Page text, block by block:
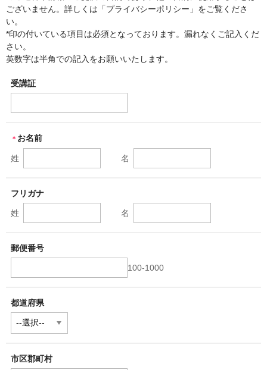
受講生の声
各コース案内
フランス語コース
英語コース
古典語コース
プライベートレッスン
オンライン授業一覧
時間表
法人語学研修
受講申込み
WEB申込み
ございません。詳しくは「プライバシーポリシー」をご覧くださ
い。
*印の付いている項目は必須となっております。漏れなくご記入くだ
さい。
英数字は半角での記入をお願いいたします。
受講証
＊ お名前
姓 名
フリガナ
姓 名
郵便番号
100-1000
都道府県
市区郡町村